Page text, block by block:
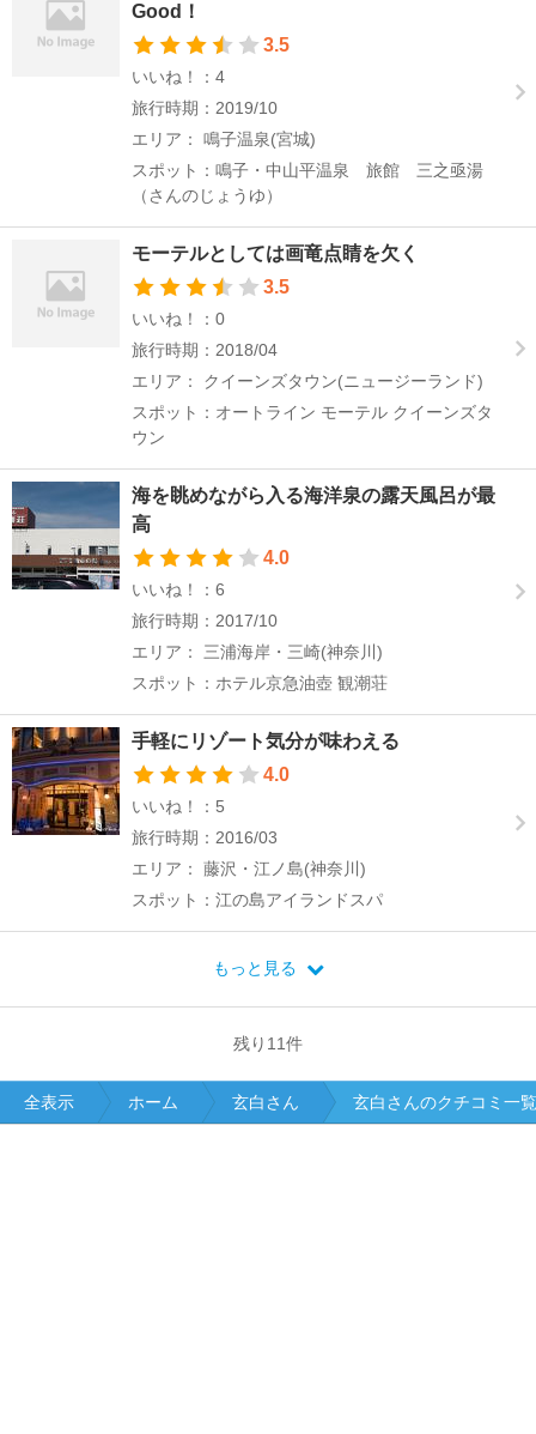
Good！
3.5
いいね！：4
旅行時期：2019/10
エリア： 鳴子温泉(宮城)
スポット：鳴子・中山平温泉 旅館 三之亟湯
（さんのじょうゆ）
モーテルとしては画竜点睛を欠く
3.5
いいね！：0
旅行時期：2018/04
エリア： クイーンズタウン(ニュージーランド)
スポット：オートライン モーテル クイーンズタ
ウン
海を眺めながら入る海洋泉の露天風呂が最
高
4.0
いいね！：6
旅行時期：2017/10
エリア： 三浦海岸・三崎(神奈川)
スポット：ホテル京急油壺 観潮荘
手軽にリゾート気分が味わえる
4.0
いいね！：5
旅行時期：2016/03
エリア： 藤沢・江ノ島(神奈川)
スポット：江の島アイランドスパ
もっと見る
残り 11件
全表示 ホーム 玄白さん 玄白さんのクチコミ一覧